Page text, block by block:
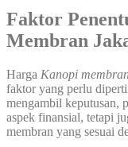
Faktor
Membran
Harga Kanopi membran
faktor yang perlu
mengambil keputusan,
aspek finansial, tetapi
membran yang sesuai